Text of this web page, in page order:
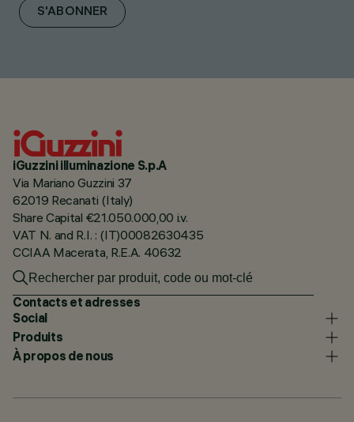
S'ABONNER
iGuzzini illuminazione S.p.A
Via Mariano Guzzini 37
62019 Recanati (Italy)
Share Capital €21.050.000,00 i.v.
VAT N. and R.I. : (IT)00082630435
CCIAA Macerata, R.E.A. 40632
Contacts et adresses
Social
Produits
À propos de nous